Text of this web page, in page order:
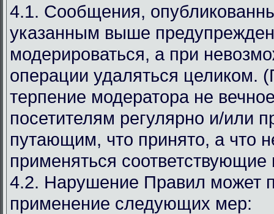
4.1. Сообщения,
указанным выше
модерироваться, а при
операции удаляться целиком.
терпение модератора не
посетителям регулярно и/или
путающим, что принято, а что
применяться
4.2. Нарушение Правил может
применение следующих мер: